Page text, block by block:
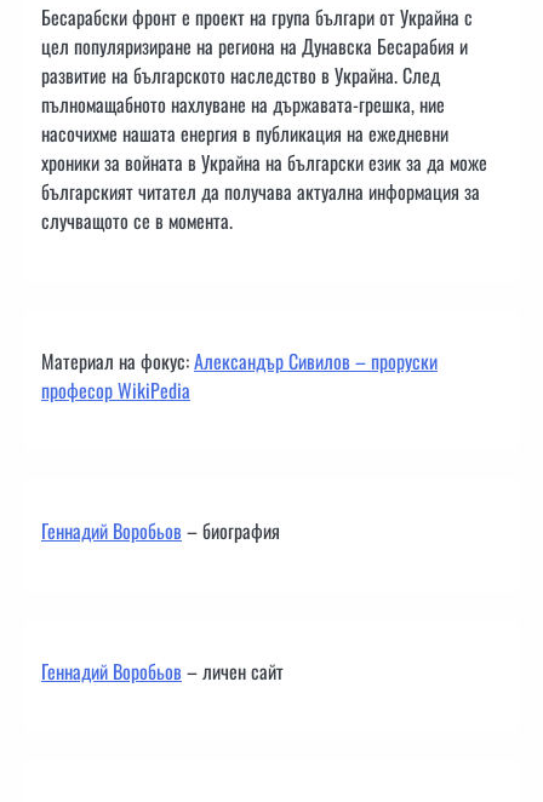
Бесарабски фронт е проект на група българи от Украйна с
цел популяризиране на региона на Дунавска Бесарабия и
развитие на българското наследство в Украйна. След
пълномащабното нахлуване на държавата-грешка, ние
насочихме нашата енергия в публикация на ежедневни
хроники за войната в Украйна на български език за да може
българският читател да получава актуална информация за
случващото се в момента.
Материал на фокус:Александър Сивилов – проруски
професор WikiPedia
Геннадий Воробьов– биография
Геннадий Воробьов– личен сайт